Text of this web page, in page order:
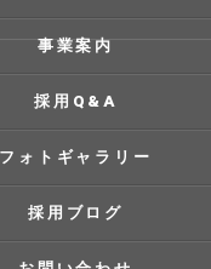
事業案内
採用Q&A
フォトギャラリー
採用ブログ